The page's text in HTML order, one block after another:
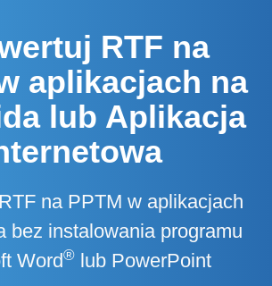
RTF na
aplikacjach na
lub Aplikacja
na PPTM w aplikacjach
bez instalowania programu
Word® lub PowerPoint